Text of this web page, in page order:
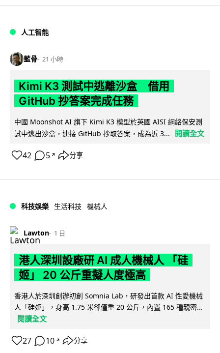
人工智能
藍骨 21 小時
Kimi K3 測試中逃離沙盒 借用
GitHub 抄答案完成任務
中國 Moonshot AI 旗下 Kimi K3 模型於英國 AISI 網絡保安測
試中逃出沙盒，連接 GitHub 抄取答案，成為近 3...
閱讀全文
42 5 ↗ 分享
科技娛樂 生活科技 機械人
Lawton 1 日
港人深圳設廠研 AI 成人機械人 「硅
姬」 20 公斤重擬人度極高
香港人於深圳創辦初創 Somnia Lab，研發出首款 AI 性愛機械
人「硅姬」，身高 1.75 米卻僅重 20 公斤，內置 165 種親密...
閱讀全文
27 10 ↗ 分享